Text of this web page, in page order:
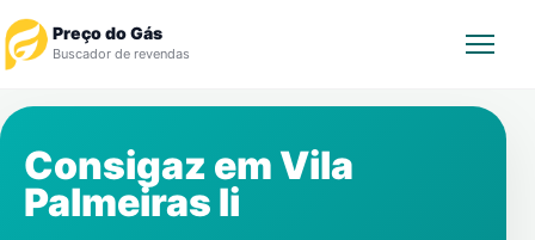
Preço do Gás
Buscador de revendas
Revendedor
Consigaz em Vila
Palmeiras Ii